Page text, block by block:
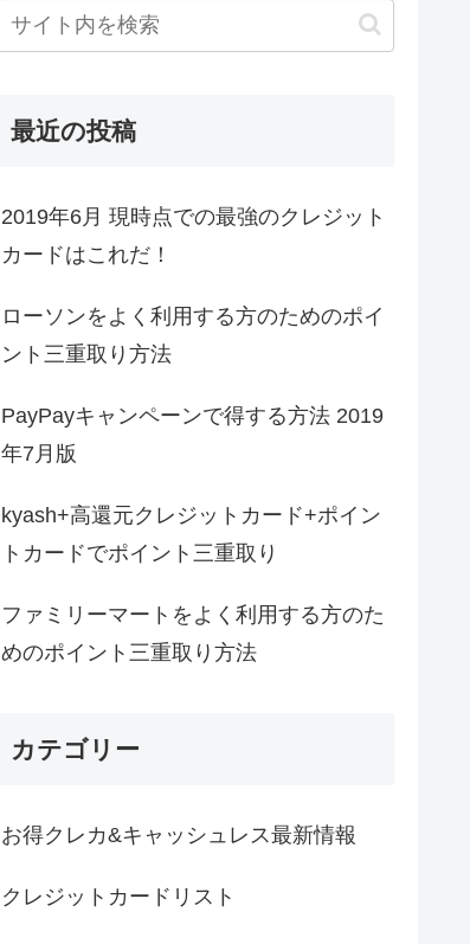
最近の投稿
2019年6月 現時点での最強のクレジット
カードはこれだ！
ローソンをよく利用する方のためのポイ
ント三重取り方法
PayPayキャンペーンで得する方法 2019
年7月版
kyash+高還元クレジットカード+ポイン
トカードでポイント三重取り
ファミリーマートをよく利用する方のた
めのポイント三重取り方法
カテゴリー
お得クレカ&キャッシュレス最新情報
クレジットカードリスト